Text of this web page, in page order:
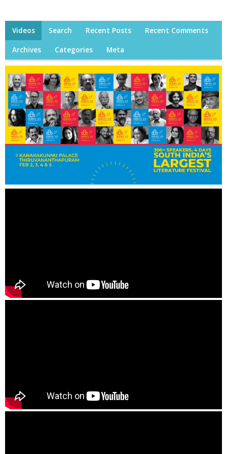
Videos Search Recent Posts Recent Comments
Archives Categories Meta